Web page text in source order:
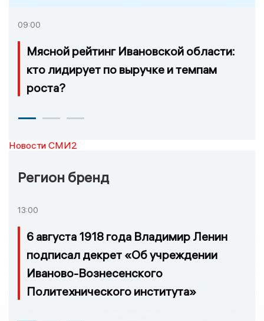
09:00
Мясной рейтинг Ивановской области:
кто лидирует по выручке и темпам
роста?
Новости СМИ2
Регион бренд
13:00
6 августа 1918 года Владимир Ленин
подписал декрет «Об учреждении
Иваново-Вознесенского
Политехнического института»